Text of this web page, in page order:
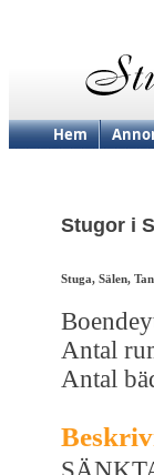
Hem
Stugor i
Stuga, Sälen,
Antal
Antal